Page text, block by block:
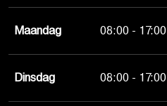
Maandag 08:00 - 17:00
Dinsdag 08:00 - 17:00